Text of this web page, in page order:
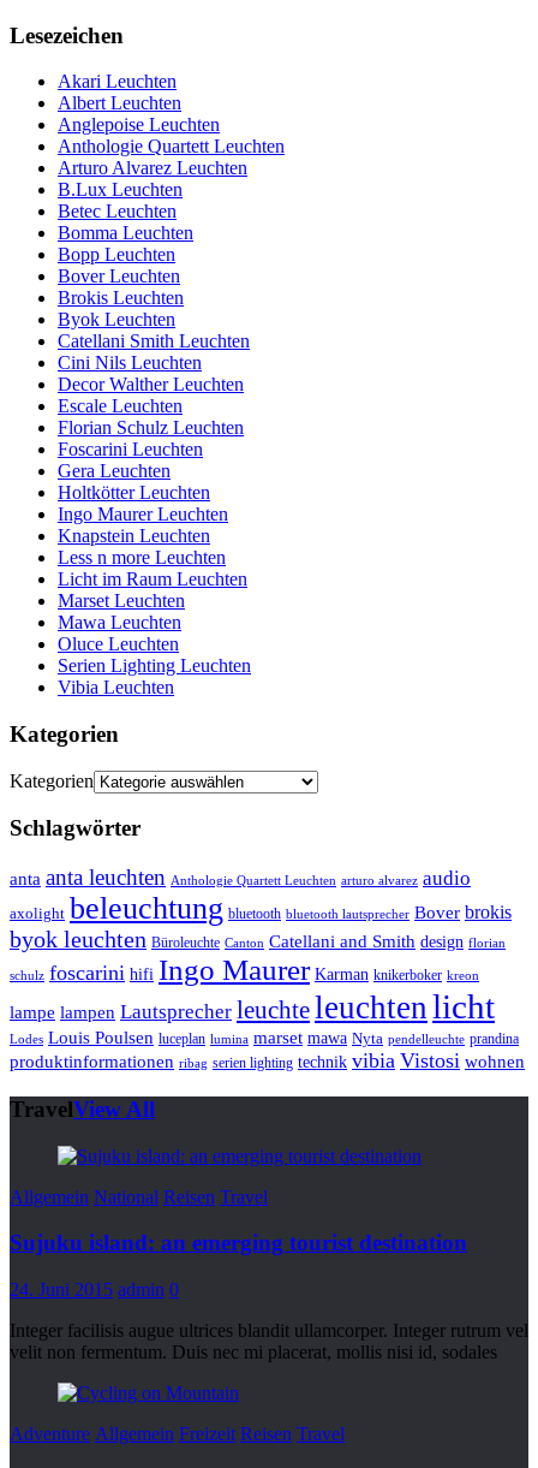
Lesezeichen
Akari Leuchten
Albert Leuchten
Anglepoise Leuchten
Anthologie Quartett Leuchten
Arturo Alvarez Leuchten
B.Lux Leuchten
Betec Leuchten
Bomma Leuchten
Bopp Leuchten
Bover Leuchten
Brokis Leuchten
Byok Leuchten
Catellani Smith Leuchten
Cini Nils Leuchten
Decor Walther Leuchten
Escale Leuchten
Florian Schulz Leuchten
Foscarini Leuchten
Gera Leuchten
Holtkötter Leuchten
Ingo Maurer Leuchten
Knapstein Leuchten
Less n more Leuchten
Licht im Raum Leuchten
Marset Leuchten
Mawa Leuchten
Oluce Leuchten
Serien Lighting Leuchten
Vibia Leuchten
Kategorien
Kategorien
Schlagwörter
anta anta leuchten Anthologie Quartett Leuchten arturo alvarez audio
axolight beleuchtung bluetooth bluetooth lautsprecher Bover brokis
byok leuchten Büroleuchte Canton Catellani and Smith design florian
schulz foscarini hifi Ingo Maurer Karman knikerboker kreon
lampe lampen Lautsprecher leuchteleuchtenlicht
Lodes Louis Poulsen luceplan lumina marset mawa Nyta pendelleuchte prandina
produktinformationen ribag serien lighting technik vibia Vistosi wohnen
TravelView All
Allgemein National Reisen Travel
Sujuku island: an emerging tourist destination
24. Juni 2015 admin 0
Integer facilisis augue ultrices blandit ullamcorper. Integer rutrum vel
velit non fermentum. Duis nec mi placerat, mollis nisi id, sodales
Adventure Allgemein Freizeit Reisen Travel